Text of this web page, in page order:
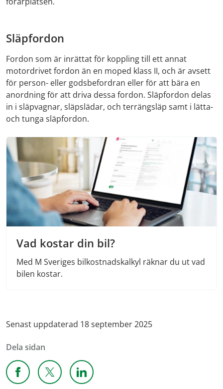
Släpfordon
Fordon som är inrättat för koppling till ett annat
motordrivet fordon än en moped klass II, och är avsett
för person- eller godsbefordran eller för att bära en
anordning för att driva dessa fordon. Släpfordon delas
in i släpvagnar, släpslädar, och terrängsläp samt i lätta-
och tunga släpfordon.
Vad kostar din bil?
Med M Sveriges bilkostnadskalkyl räknar du ut vad
bilen kostar.
Senast uppdaterad 18 september 2025
Dela sidan
Dela sidan på Facebook
Dela sidan på XDela sidan på Linkedin